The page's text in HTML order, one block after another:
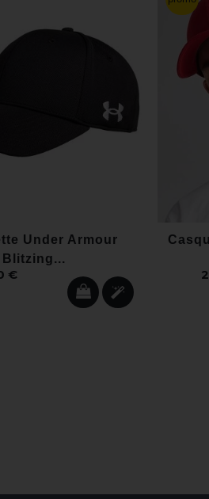
Under Armour
Blitzing...
€